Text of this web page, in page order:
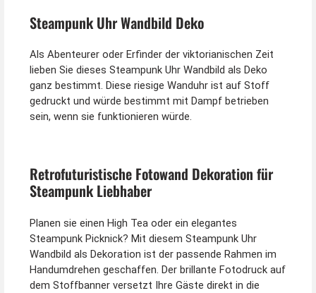
Steampunk Uhr Wandbild Deko
Als Abenteurer oder Erfinder der viktorianischen Zeit
lieben Sie dieses Steampunk Uhr Wandbild als Deko
ganz bestimmt. Diese riesige Wanduhr ist auf Stoff
gedruckt und würde bestimmt mit Dampf betrieben
sein, wenn sie funktionieren würde.
Retrofuturistische Fotowand Dekoration für
Steampunk Liebhaber
Planen sie einen High Tea oder ein elegantes
Steampunk Picknick? Mit diesem Steampunk Uhr
Wandbild als Dekoration ist der passende Rahmen im
Handumdrehen geschaffen. Der brillante Fotodruck auf
dem Stoffbanner versetzt Ihre Gäste direkt in die